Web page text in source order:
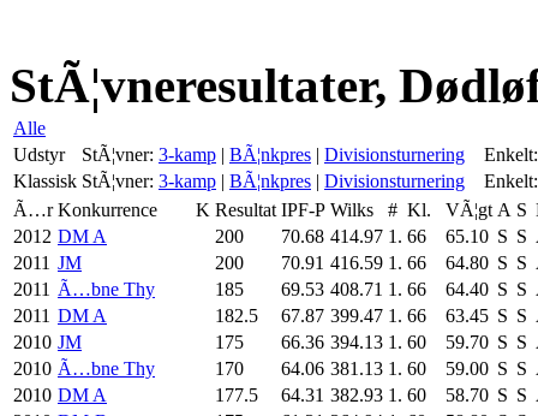
StÃ¦vneresultater,
Alle
Udstyr
StÃ¦vner: 3-kamp | BÃ¦nkpres | Divisionsturnering
Enkelt:
Klassisk StÃ¦vner: 3-kamp | BÃ¦nkpres | Divisionsturnering
Enkelt:
Ã…r Konkurrence K Resultat IPF-P Wilks # Kl. VÃ¦gt A S
2012 DM A 200 70.68 414.97 1. 66 65.10 S S
2011 JM 200 70.91 416.59 1. 66 64.80 S S
2011 Ã…bne Thy 185 69.53 408.71 1. 66 64.40 S S
2011 DM A 182.5 67.87 399.47 1. 66 63.45 S S
2010 JM 175 66.36 394.13 1. 60 59.70 S S
2010 Ã…bne Thy 170 64.06 381.13 1. 60 59.00 S S
2010 DM A 177.5 64.31 382.93 1. 60 58.70 S S